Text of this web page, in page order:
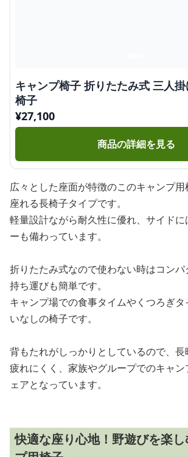
キャンプ椅子 折りたたみ式 三人
椅子
¥27,100
商品の詳細を見る
広々とした座面が特徴のこのキャンプ
座れる長椅子タイプです。
軽量設計ながら耐久性に優れ、サイド
ーも備わっています。
折りたたみ式なので使わない時はコンパ
持ち運びも簡単です。
キャンプ場での食事タイムやくつろぎ
いなしの椅子です。
背もたれがしっかりとしているので、
疲れにくく、家族やグループでのキャ
ェアとなっています。
快適な座り心地！野遊びを楽